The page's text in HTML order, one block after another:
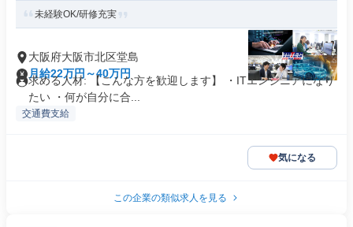
未経験OK/研修充実
大阪府大阪市北区堂島
月給22万円～40万円
求める人材: 【こんな方を歓迎します】 ・ITエンジニアになり
たい ・何が自分に合...
交通費支給
気になる
この企業の類似求人を見る